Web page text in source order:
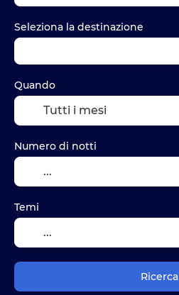
Seleziona la destinazione
Quando
Numero di notti
Temi
Ricerca